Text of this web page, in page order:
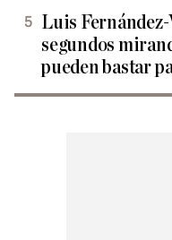
Luis Fernández-
segundos
pueden bastar